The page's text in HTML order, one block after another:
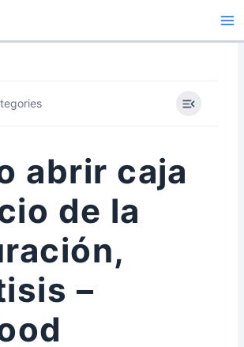
abrir caja
de la
–